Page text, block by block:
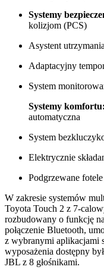
Systemy
kolizjom (PCS)
Asystent
Adaptacyjny
System
Systemy komfortu:
automatyczna
System
Elektrycznie
Podgrzewane
W zakresie systemów
Toyota Touch 2 z 7-
rozbudowany o funkcję
połączenie Bluetooth,
z wybranymi aplikacjami
wyposażenia dostępny
JBL z 8 głośnikami.